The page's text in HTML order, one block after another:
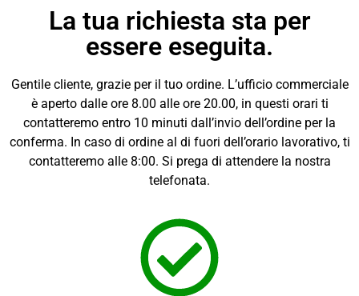
La tua richiesta sta per
essere eseguita.
Gentile cliente, grazie per il tuo ordine. L’ufficio commerciale
è aperto dalle ore 8.00 alle ore 20.00, in questi orari ti
contatteremo entro 10 minuti dall’invio dell’ordine per la
conferma. In caso di ordine al di fuori dell’orario lavorativo, ti
contatteremo alle 8:00. Si prega di attendere la nostra
telefonata.